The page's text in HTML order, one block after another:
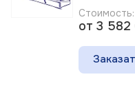
Стоимость:
от 3